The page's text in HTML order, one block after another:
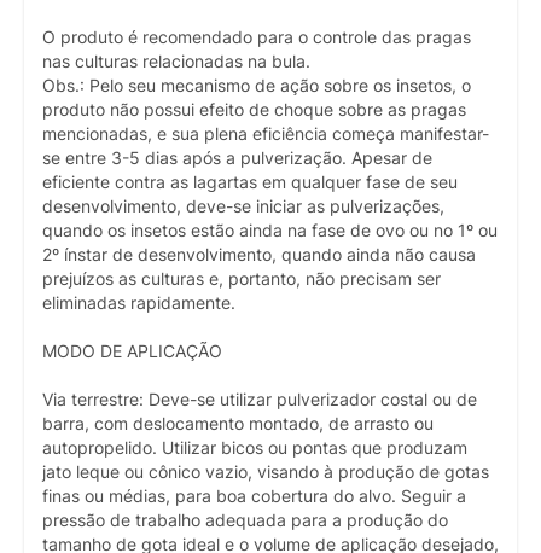
O produto é recomendado para o controle das pragas
nas culturas relacionadas na bula.
Obs.: Pelo seu mecanismo de ação sobre os insetos, o
produto não possui efeito de choque sobre as pragas
mencionadas, e sua plena eficiência começa manifestar-
se entre 3-5 dias após a pulverização. Apesar de
eficiente contra as lagartas em qualquer fase de seu
desenvolvimento, deve-se iniciar as pulverizações,
quando os insetos estão ainda na fase de ovo ou no 1º ou
2º ínstar de desenvolvimento, quando ainda não causa
prejuízos as culturas e, portanto, não precisam ser
eliminadas rapidamente.
MODO DE APLICAÇÃO
Via terrestre: Deve-se utilizar pulverizador costal ou de
barra, com deslocamento montado, de arrasto ou
autopropelido. Utilizar bicos ou pontas que produzam
jato leque ou cônico vazio, visando à produção de gotas
finas ou médias, para boa cobertura do alvo. Seguir a
pressão de trabalho adequada para a produção do
tamanho de gota ideal e o volume de aplicação desejado,